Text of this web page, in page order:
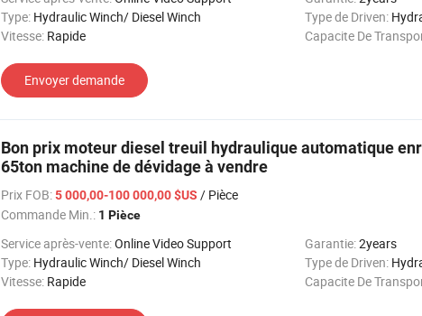
Type: Hydraulic Winch/ Diesel Winch Type de Driven:
Vitesse: Rapide Capacite De
Envoyer demande
Bon prix moteur diesel treuil hydraulique automatique
65ton machine de dévidage à vendre
Prix FOB:5 000,00-100 000,00 $US / Pièce
Commande Min.: 1 Pièce
Service après-vente:Online Video Support Garantie:2years
Type: Hydraulic Winch/ Diesel Winch Type de Driven:
Vitesse: Rapide Capacite De